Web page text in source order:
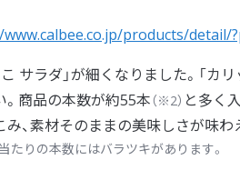
products/detail/
こ サラダ」が細くなりました。「カ
。商品の本数が約55本（※2） と多く
、素材そのままの美味しさが味わ
たりの本数にはバラツキがあります。